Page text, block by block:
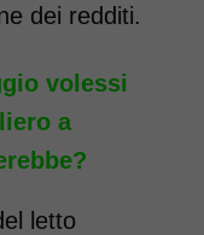
dei redditi.
volessi
a
letto